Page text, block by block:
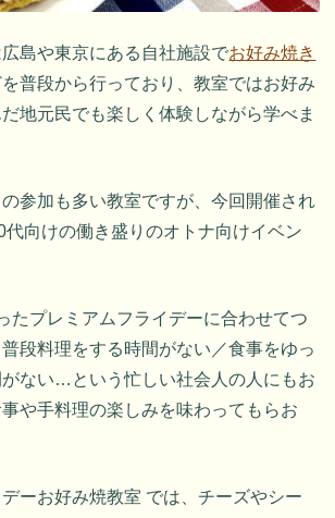
島や東京にある自社施設でお好み焼き
普段から行っており、教室ではお好み
地元民でも楽しく体験しながら学べま
参加も多い教室ですが、今回開催され
代向けの働き盛りのオトナ向けイベン
たプレミアムフライデーに合わせてつ
段料理をする時間がない／食事をゆっ
がない…という忙しい社会人の人にもお
や手料理の楽しみを味わってもらお
ーお好み焼教室 では、チーズやシー